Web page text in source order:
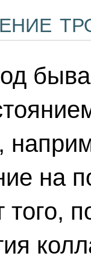
на
того,